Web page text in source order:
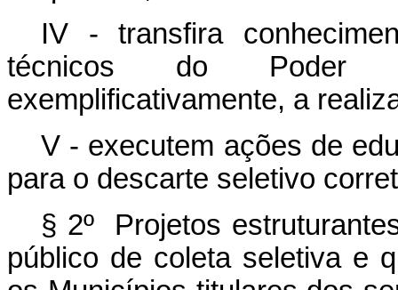
IV - transfira
técnicos do Poder
exemplificativamente, a
V - executem ações de
para o descarte seletivo
§ 2º Projetos
público de coleta seletiva e